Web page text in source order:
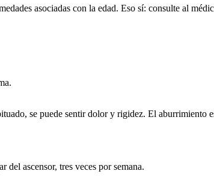
asociadas con la edad. Eso sí: consulte al
se puede sentir dolor y rigidez. El aburrimiento
del ascensor, tres veces por semana.